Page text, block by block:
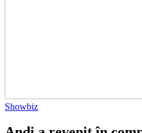
Showbiz